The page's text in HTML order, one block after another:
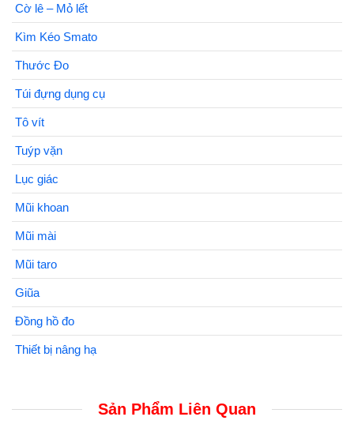
Cờ lê – Mỏ lết
Kìm Kéo Smato
Thước Đo
Túi đựng dụng cụ
Tô vít
Tuýp vặn
Lục giác
Mũi khoan
Mũi mài
Mũi taro
Giũa
Đồng hồ đo
Thiết bị nâng hạ
Sản Phẩm Liên Quan